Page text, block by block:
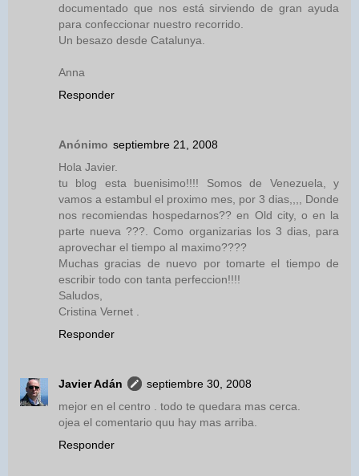
documentado que nos está sirviendo de gran ayuda
para confeccionar nuestro recorrido.
Un besazo desde Catalunya.
Anna
Responder
Anónimo septiembre 21, 2008
Hola Javier.
tu blog esta buenisimo!!!! Somos de Venezuela, y
vamos a estambul el proximo mes, por 3 dias,,,, Donde
nos recomiendas hospedarnos?? en Old city, o en la
parte nueva ???. Como organizarias los 3 dias, para
aprovechar el tiempo al maximo????
Muchas gracias de nuevo por tomarte el tiempo de
escribir todo con tanta perfeccion!!!!
Saludos,
Cristina Vernet .
Responder
Javier Adán
septiembre 30, 2008
mejor en el centro . todo te quedara mas cerca.
ojea el comentario quu hay mas arriba.
Responder